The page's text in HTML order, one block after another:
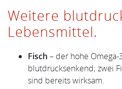
Weitere
Lebensmittel.
Fisch – der hohe
blutdrucksenkend; zwei
sind bereits wirksam.